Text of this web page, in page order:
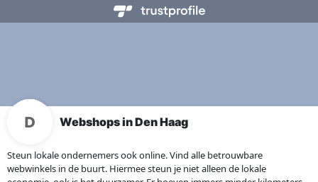
Webshops in Den Haag
Steun lokale ondernemers ook online. Vind alle betrouwbare
webwinkels in de buurt. Hiermee steun je niet alleen de lokale